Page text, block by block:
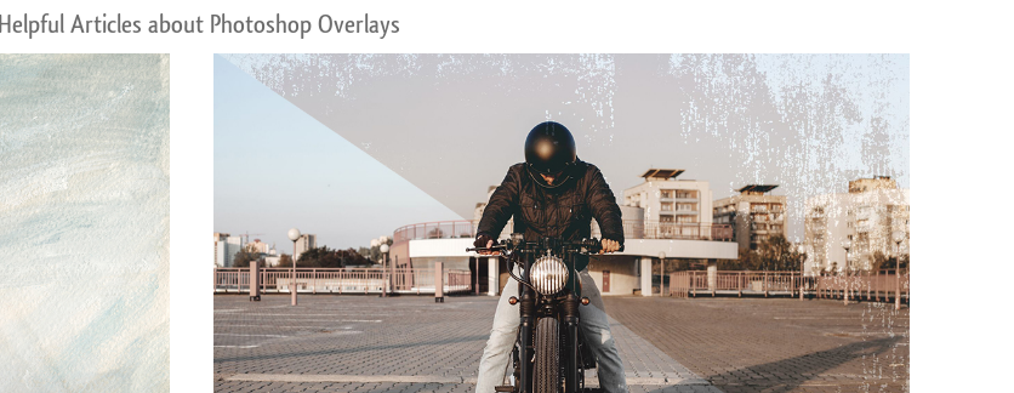
Helpful Articles about Photoshop Overlays